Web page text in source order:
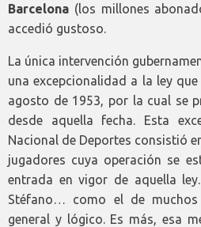
Barcelona (los millones
accedió gustoso.
La única intervención
una excepcionalidad a la ley
agosto de 1953, por la cual se
desde aquella fecha. Esta
Nacional de Deportes consistió
jugadores cuya operación se
entrada en vigor de aquella
Stéfano… como el de
general y lógico. Es más, esa